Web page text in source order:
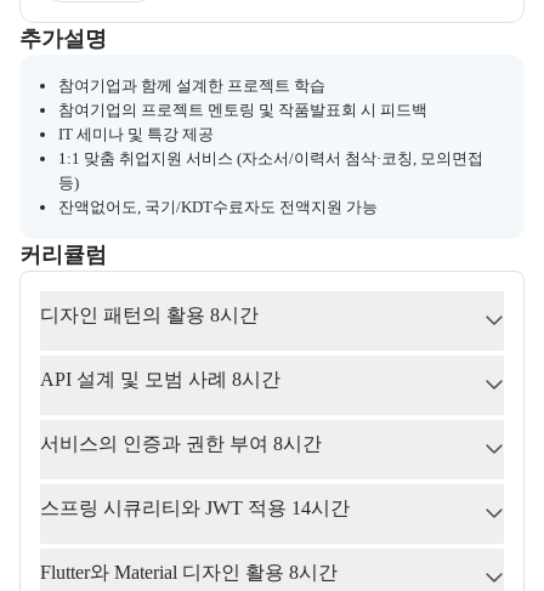
추가설명
부트캠프와 관련된 추가 안내 및 참고 사항을 제공한다.
참여기업과 함께 설계한 프로젝트 학습
참여기업의 프로젝트 멘토링 및 작품발표회 시 피드백
IT 세미나 및 특강 제공
1:1 맞춤 취업지원 서비스 (자소서/이력서 첨삭·코칭, 모의면접
등)
잔액없어도, 국기/KDT수료자도 전액지원 가능
커리큘럼
교육과정의 커리큘럼 정보를 안내한다.
커리큘럼
디자인 패턴의 활용 8시간
API 설계 및 모범 사례 8시간
서비스의 인증과 권한 부여 8시간
스프링 시큐리티와 JWT 적용 14시간
Flutter와 Material 디자인 활용 8시간